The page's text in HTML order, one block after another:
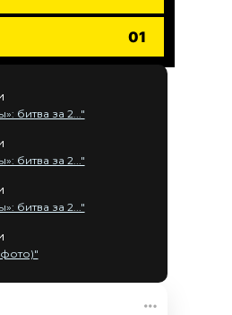
01
битва за 2..."
битва за 2..."
битва за 2..."